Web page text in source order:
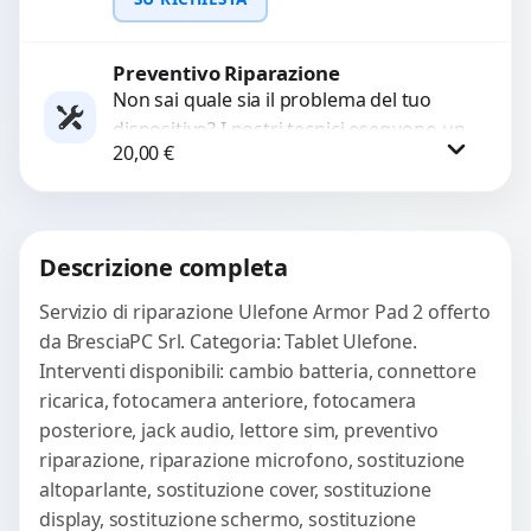
problemi come immagini sfocate, messa
Richiedi Preventivo
Preventivo Riparazione
Non sai quale sia il problema del tuo
dispositivo? I nostri tecnici eseguono un
check-up completo con strumenti
avanzati per...
20,00€
Descrizione completa
Servizio di riparazione Ulefone Armor Pad 2 offerto
da BresciaPC Srl. Categoria: Tablet Ulefone.
Interventi disponibili: cambio batteria, connettore
ricarica, fotocamera anteriore, fotocamera
posteriore, jack audio, lettore sim, preventivo
riparazione, riparazione microfono, sostituzione
altoparlante, sostituzione cover, sostituzione
display, sostituzione schermo, sostituzione